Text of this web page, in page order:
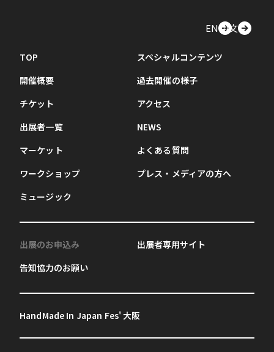
EN中文
TOP
開催概要
チケット
出展者一覧
マーケット
ワークショップ
ミュージック
スペシャルコンテンツ
過去開催の様子
アクセス
NEWS
よくある質問
プレス・メディアの方へ
出展のお申込み
告知協力のお願い
出展者専用サイト
HandMade In Japan Fes' 大阪